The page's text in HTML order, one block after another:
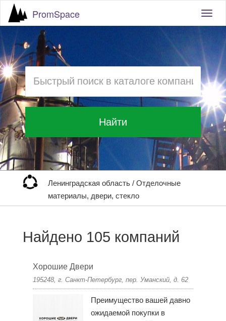
PromSpace
Найти
Ленинградская область / Отделочные
материалы, двери, стекло
Найдено 105 компаний
Хорошие Двери
195248, г. Санкт-Петербург, пер. Уманский, д. 62
Преимущество вашей давно
ожидаемой покупки в